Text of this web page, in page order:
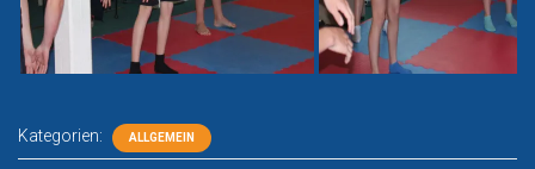
Kategorien: ALLGEMEIN